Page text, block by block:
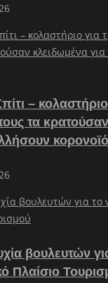
–
τα
κορονοϊό
βουλευτών
Πλαίσιο